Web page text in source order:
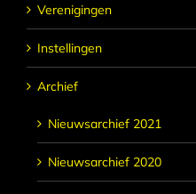
Verenigingen
Instellingen
Archief
Nieuwsarchief 2021
Nieuwsarchief 2020